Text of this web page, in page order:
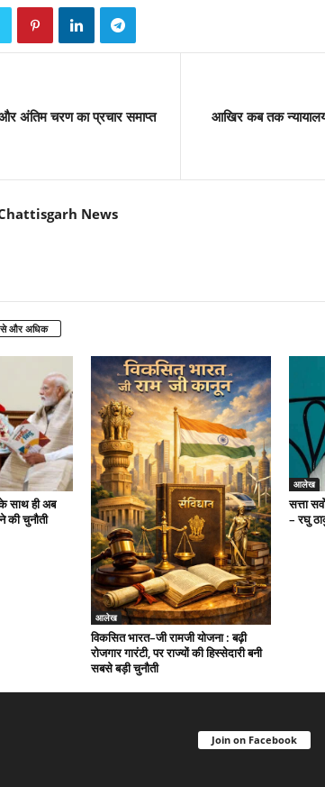
अंतिम चरण का प्रचार समाप्त
आखिर कब तक
News
और अधिक
साथ ही अब
की चुनौती
आलेख
विकसित भारत–जी रामजी योजना : बढ़ी
रोजगार गारंटी, पर राज्यों की हिस्सेदारी बनी
सबसे बड़ी चुनौती
आलेख
सत्ता
– रघु
Join on Facebook